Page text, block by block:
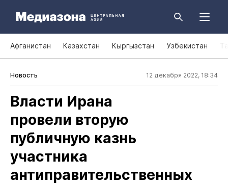
Афганистан Казахстан Кыргызстан Узбекистан
Новость 12 декабря 2022, 18:34
Власти Ирана
провели вторую
публичную казнь
участника
антиправительственных